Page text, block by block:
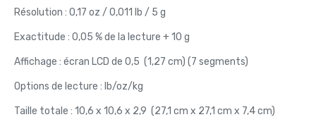
Résolution : 0,17 oz / 0,011 lb / 5 g
Exactitude : 0,05 % de la lecture + 10 g
Affichage : écran LCD de 0,5 (1,27 cm) (7 segments)
Options de lecture : lb/oz/kg
Taille totale : 10,6 x 10,6 x 2,9 (27,1 cm x 27,1 cm x 7,4 cm)